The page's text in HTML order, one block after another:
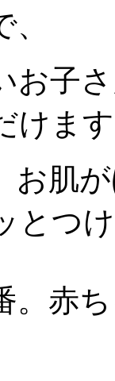
お子
けま
お肌
とつ
。赤